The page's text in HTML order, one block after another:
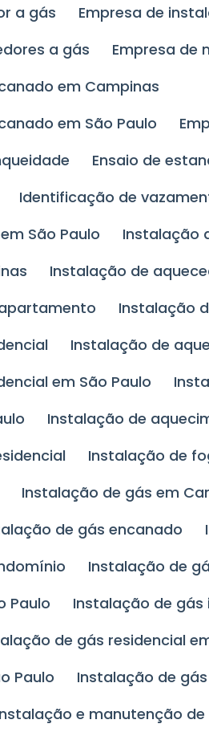
a gás
Empresa de
a gás
Empresa
em Campinas
em São Paulo
Ensaio de
Identificação de
São Paulo
Instalação
Instalação de
Instalação
Instalação de
em São Paulo
Instalação de
Instalação de
Instalação de gás em
de gás encanado
Instalação de
Paulo
Instalação de gás
de gás residencial
Paulo
Instalação de
Instalação e manutenção